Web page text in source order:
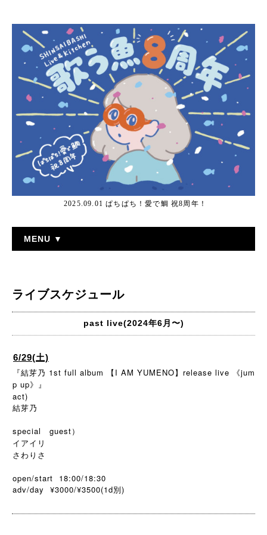
2025.09.01 ぱちぱち！愛で鯛 祝8周年！
MENU ▼
ライブスケジュール
past live(2024年6月〜)
6/29(土)
『結芽乃 1st full album 【I AM YUMENO】release live 《jum
p up》』
act)
結芽乃
special guest）
イアイリ
さわりさ
open/start 18:00/18:30
adv/day ¥3000/¥3500(1d別 )